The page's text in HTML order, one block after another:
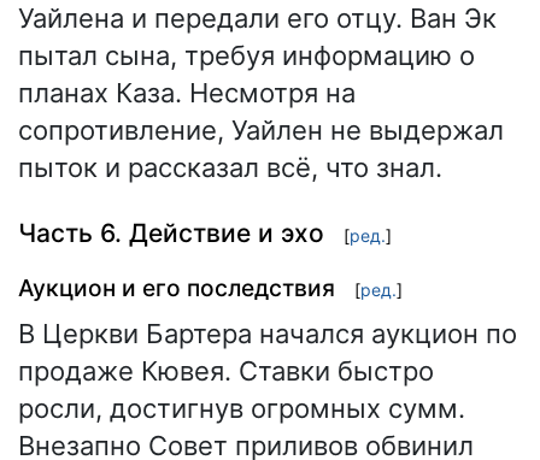
Уайлена и передали его отцу. Ван Эк
пытал сына, требуя информацию о
планах Каза. Несмотря на
сопротивление, Уайлен не выдержал
пыток и рассказал всё, что знал.
Часть 6. Действие и эхо [ред.]
Аукцион и его последствия [ред.]
В Церкви Бартера начался аукцион по
продаже Кювея. Ставки быстро
росли, достигнув огромных сумм.
Внезапно Совет приливов обвинил